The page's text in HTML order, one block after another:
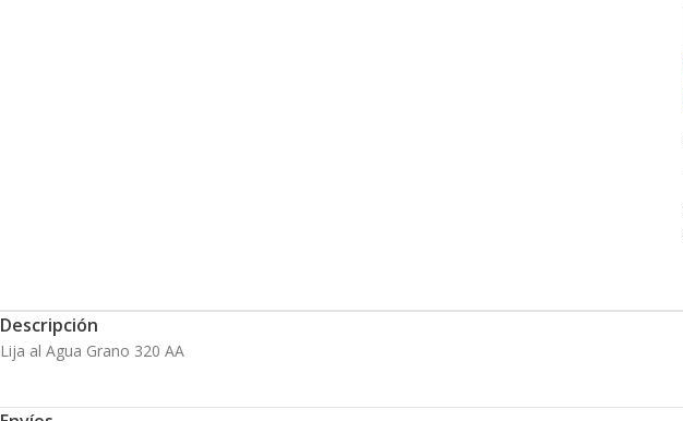
Descripción
Lija al Agua Grano 320 AA